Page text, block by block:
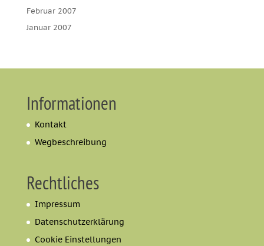
Februar 2007
Januar 2007
Informationen
Kontakt
Wegbeschreibung
Rechtliches
Impressum
Datenschutzerklärung
Cookie Einstellungen